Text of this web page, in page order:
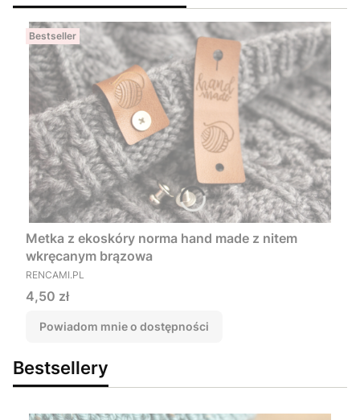
Bestseller
Metka z ekoskóry norma hand made z nitem
wkręcanym brązowa
PRODUCENT
RENCAMI.PL
Cena
4,50 zł
Powiadom mnie o dostępności
Bestsellery